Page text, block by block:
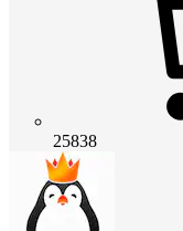
25838